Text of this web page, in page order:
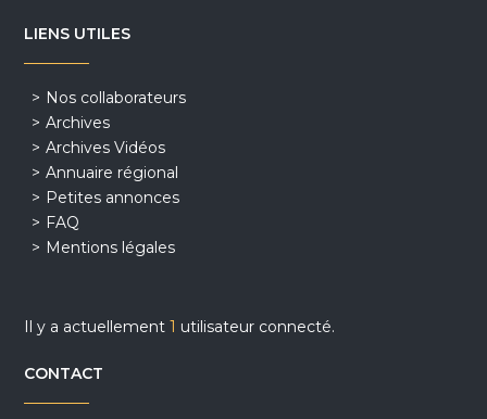
LIENS UTILES
Nos collaborateurs
Archives
Archives Vidéos
Annuaire régional
Petites annonces
FAQ
Mentions légales
Il y a actuellement1 utilisateur connecté.
CONTACT